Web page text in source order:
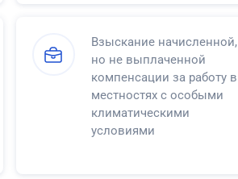
Взыскание начисленной,
но не выплаченной
компенсации за работу в
местностях с особыми
климатическими
условиями